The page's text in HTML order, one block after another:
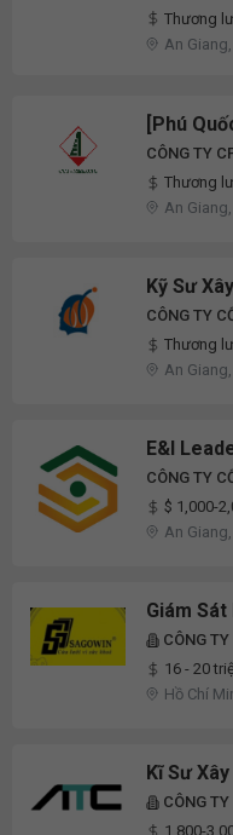
Thương
An
[Phú
CÔNG TY
Thương
An
Kỹ Sư
CÔNG TY
Thương
An
E&I
CÔNG TY
$ 1,000-
An
Giám Sát
CÔNG
16 - 20
Hồ Chí
Kĩ Sư
CÔNG
1,800-